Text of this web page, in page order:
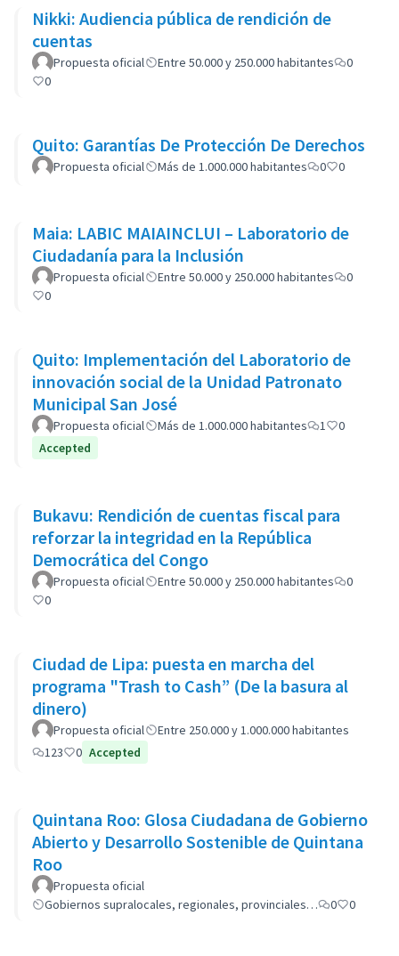
Nikki: Audiencia pública de rendición de
cuentas
Propuesta oficial Entre 50.000 y 250.000 habitantes
0
0
Quito: Garantías De Protección De Derechos
Propuesta oficial Más de 1.000.000 habitantes 0 0
Maia: LABIC MAIAINCLUI – Laboratorio de
Ciudadanía para la Inclusión
Propuesta oficial Entre 50.000 y 250.000 habitantes
0
0
Quito: Implementación del Laboratorio de
innovación social de la Unidad Patronato
Municipal San José
Propuesta oficial Más de 1.000.000 habitantes 1
0
Accepted
Bukavu: Rendición de cuentas fiscal para
reforzar la integridad en la República
Democrática del Congo
Propuesta oficial Entre 50.000 y 250.000 habitantes
0
0
Ciudad de Lipa: puesta en marcha del
programa "Trash to Cash” (De la basura al
dinero)
Propuesta oficial
Entre 250.000 y 1.000.000 habitantes
123
0 Accepted
Quintana Roo: Glosa Ciudadana de Gobierno
Abierto y Desarrollo Sostenible de Quintana
Roo
Propuesta oficial
Gobiernos supralocales, regionales, provinciales…
0 0